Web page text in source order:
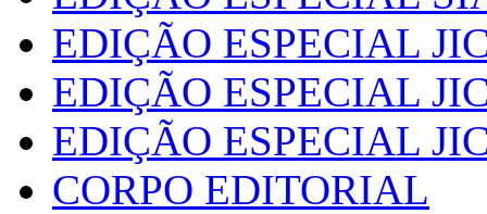
EDIÇÃO ESPECIAL
EDIÇÃO ESPECIAL
EDIÇÃO ESPECIAL
CORPO EDITORIAL